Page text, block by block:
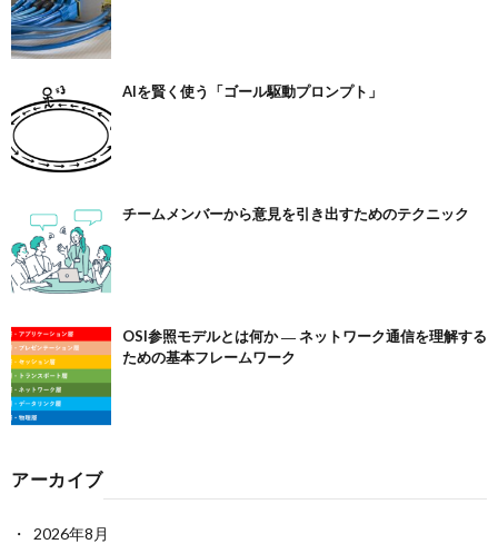
AIを賢く使う「ゴール駆動プロンプト」
チームメンバーから意見を引き出すためのテクニック
OSI参照モデルとは何か ― ネットワーク通信を理解する
ための基本フレームワーク
アーカイブ
2026年8月